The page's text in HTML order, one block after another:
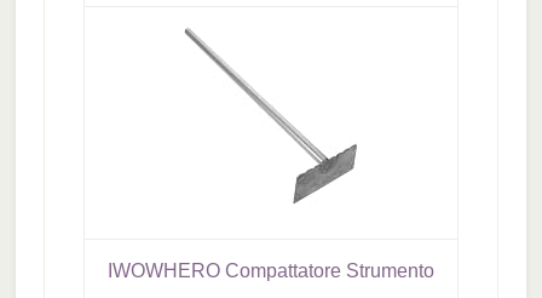
IWOWHERO Compattatore Strumento